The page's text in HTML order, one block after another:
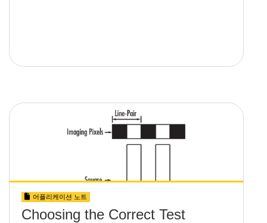
어플리케이션 노트
Choosing the Correct Test